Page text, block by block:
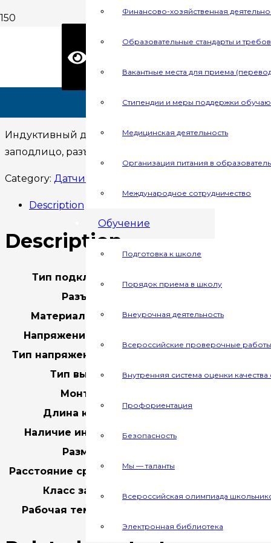
8 (3812)
Финансово-хозяйственная
Образовательные стандарты и
Вакантные места для приема
Стипендии и меры поддержки
Медицинская деятельность
Организация питания в
Международное сотрудничество
Обучение
Подготовка к школе
Порядок приема в школу
Внеурочная деятельность
Всероссийские проверочные работы
Внутренняя система оценки
Профориентация
Безопасность
Мы — таланты
Всероссийская олимпиада
Электронная библиотека
Датчики движения/ AUTONICS PR08-1.5DP
AUTONICS PR08-
Индуктивный датчик приближения, корпус:
заподлицо, разъем: нет, расстояние срабатывания:
Category: Датчики движения
Description
Description
Тип подключения
Разъем
Материал корпуса
Напряжение питания
Тип напряжения питания
Тип выхода
Монтаж
Длина кабеля
Наличие индикатора
Размер
Расстояние срабатывания
Класс защиты
Рабочая температура